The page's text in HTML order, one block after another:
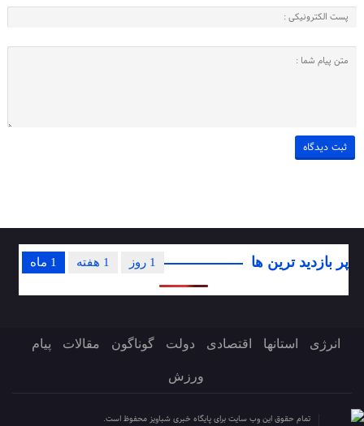
پر بازدید ترین ها 1 ماه 1 هفته 1 روز
انرژی استانها اقتصادی دولت گوناگون مقالات پیام
ورزش
تمام حقوق این وب سایت برای پایگاه خبری شباویز محفوظ است.